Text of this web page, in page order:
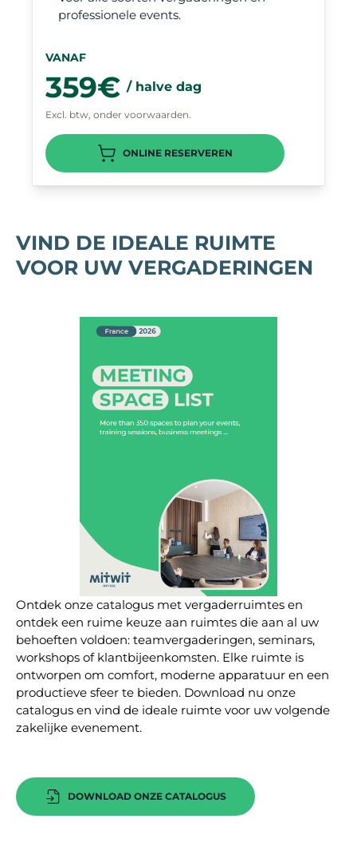
professionele events.
VANAF
359€ / halve dag
Excl. btw, onder voorwaarden.
ONLINE RESERVEREN
VIND DE IDEALE RUIMTE
VOOR UW VERGADERINGEN
Ontdek onze catalogus met vergaderruimtes en
ontdek een ruime keuze aan ruimtes die aan al uw
behoeften voldoen: teamvergaderingen, seminars,
workshops of klantbijeenkomsten. Elke ruimte is
ontworpen om comfort, moderne apparatuur en een
productieve sfeer te bieden. Download nu onze
catalogus en vind de ideale ruimte voor uw volgende
zakelijke evenement.
DOWNLOAD ONZE CATALOGUS